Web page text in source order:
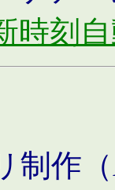
時刻
制作